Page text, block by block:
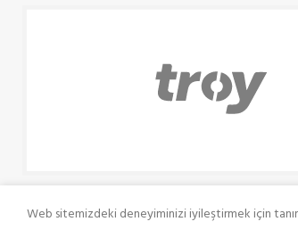
Web sitemizdeki deneyiminizi iyileştirmek için